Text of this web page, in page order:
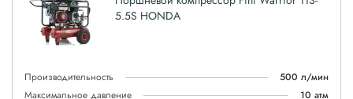
5.5S HONDA
Производительность
500 л/мин
Максимальное давление
10 атм